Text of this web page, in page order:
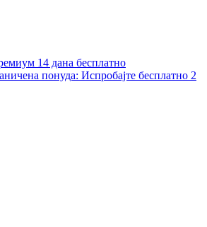
14 дана бесплатно
понуда: Испробајте бесплатно 2